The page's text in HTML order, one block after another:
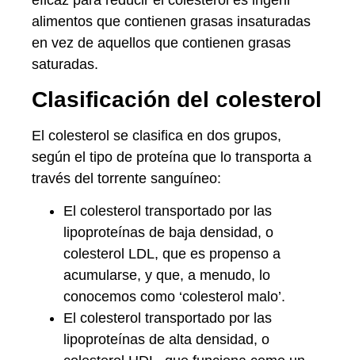
alimentos que contienen grasas insaturadas
en vez de aquellos que contienen grasas
saturadas.
Clasificación del colesterol
El colesterol se clasifica en dos grupos,
según el tipo de proteína que lo transporta a
través del torrente sanguíneo:
El colesterol transportado por las
lipoproteínas de baja densidad, o
colesterol LDL, que es propenso a
acumularse, y que, a menudo, lo
conocemos como ‘colesterol malo’.
El colesterol transportado por las
lipoproteínas de alta densidad, o